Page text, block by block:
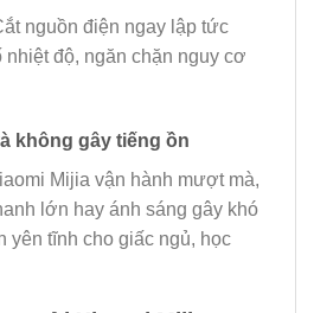
nguồn điện ngay lập tức
nhiệt độ, ngăn chặn nguy cơ
không gây tiếng ồn
Mijia vận hành mượt mà,
lớn hay ánh sáng gây khó
yên tĩnh cho giấc ngủ, học